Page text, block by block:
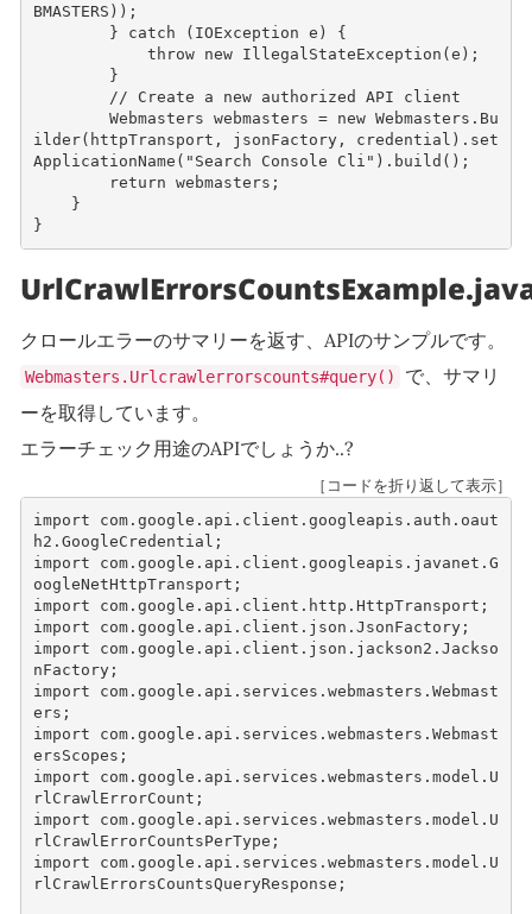
BMASTERS ));
}
catch ( IOException e )
{
throw
new IllegalStateException ( e );
}
// Create a new authorized API client
Webmasters webmasters = new Webmasters . Bu
ilder( httpTransport , jsonFactory, credential ). set
ApplicationName ( "Search Console Cli" ). build ();
return webmasters ;
}
}
クロールエラーのサマリーを返す、APIのサンプルです。
Webmasters.Urlcrawlerrorscounts#query()
で、サマリ
ーを取得しています。
エラーチェック用途のAPIでしょうか..?
［コードを折り返して表示］
import
com.google.api.client.googleapis.auth.oaut
h2.GoogleCredential ;
import
com.google.api.client.googleapis.javanet.G
oogleNetHttpTransport ;
import
com.google.api.client.http.HttpTransport ;
import
com.google.api.client.json.JsonFactory;
import
com.google.api.client.json.jackson2.Jackso
nFactory;
import
com.google.api.services.webmasters.Webmast
ers ;
import
com.google.api.services.webmasters.Webmast
ersScopes ;
import
com.google.api.services.webmasters.model.U
rlCrawlErrorCount ;
import
com.google.api.services.webmasters.model.U
rlCrawlErrorCountsPerType ;
import
com.google.api.services.webmasters.model.U
rlCrawlErrorsCountsQueryResponse ;